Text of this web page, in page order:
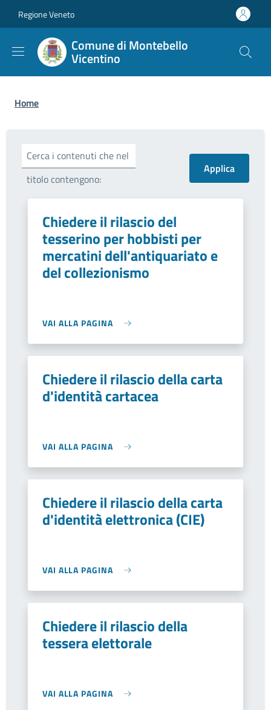
Regione Veneto
Comune di Montebello
Vicentino
Briciole di pane
Home
Cerca i contenuti che nel
titolo contengono:
Chiedere il rilascio del
tesserino per hobbisti per
mercatini dell'antiquariato e
del collezionismo
VAI ALLA PAGINA
Chiedere il rilascio della carta
d'identità cartacea
VAI ALLA PAGINA
Chiedere il rilascio della carta
d'identità elettronica (CIE)
VAI ALLA PAGINA
Chiedere il rilascio della
tessera elettorale
VAI ALLA PAGINA